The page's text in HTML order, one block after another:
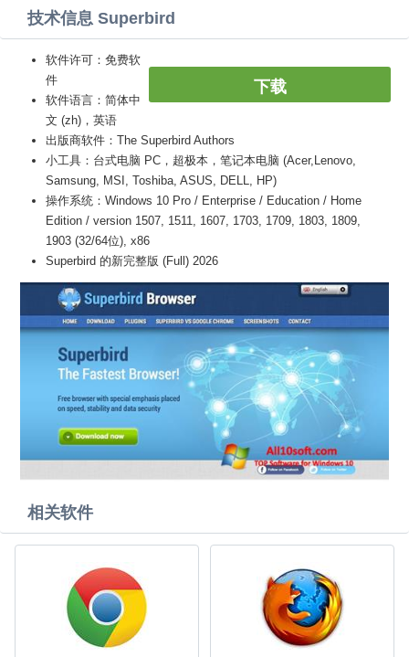
技术信息 Superbird
下载
软件许可：免费软
件
软件语言：简体中
文 (zh)，英语
出版商软件：The Superbird Authors
小工具：台式电脑 PC，超极本，笔记本电脑 (Acer,Lenovo,
Samsung, MSI, Toshiba, ASUS, DELL, HP)
操作系统：Windows 10 Pro / Enterprise / Education / Home
Edition / version 1507, 1511, 1607, 1703, 1709, 1803, 1809,
1903 (32/64位), x86
Superbird 的新完整版 (Full) 2026
相关软件